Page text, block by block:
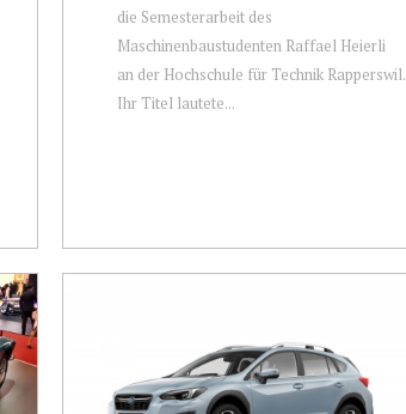
die Semesterarbeit des
Maschinenbaustudenten Raffael Heierli
an der Hochschule für Technik Rapperswil.
Ihr Titel lautete...